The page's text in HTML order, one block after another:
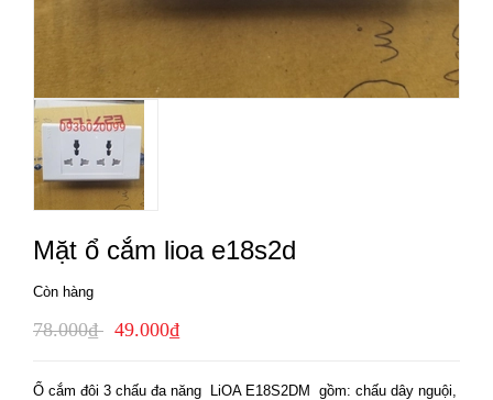
Mặt ổ cắm lioa e18s2d
Còn hàng
78.000₫ 49.000₫
Ổ cắm đôi 3 chấu đa năng LiOA E18S2DM gồm: chấu dây nguội,